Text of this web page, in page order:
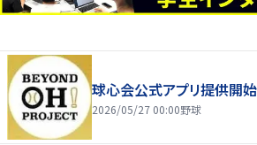
球心会公式アプリ提供開始
2026/05/27 00:00野球